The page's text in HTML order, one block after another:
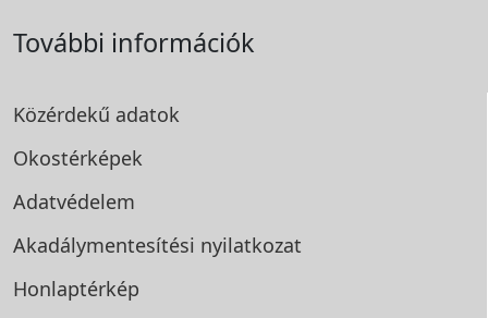
További információk
Közérdekű adatok
Okostérképek
Adatvédelem
Akadálymentesítési nyilatkozat
Honlaptérkép